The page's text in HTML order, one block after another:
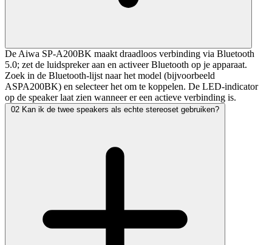
De Aiwa SP-A200BK maakt draadloos verbinding via Bluetooth
5.0; zet de luidspreker aan en activeer Bluetooth op je apparaat.
Zoek in de Bluetooth-lijst naar het model (bijvoorbeeld
ASPA200BK) en selecteer het om te koppelen. De LED-indicator
op de speaker laat zien wanneer er een actieve verbinding is.
02 Kan ik de twee speakers als echte stereoset gebruiken?